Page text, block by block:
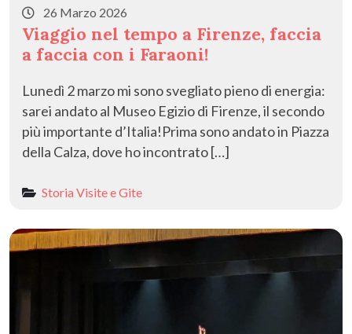
26 Marzo 2026
Viaggio nel tempo a Firenze, faccia
a faccia con i Faraoni!
Lunedì 2 marzo mi sono svegliato pieno di energia:
sarei andato al Museo Egizio di Firenze, il secondo
più importante d’Italia!Prima sono andato in Piazza
della Calza, dove ho incontrato […]
Storia Visite e Gite